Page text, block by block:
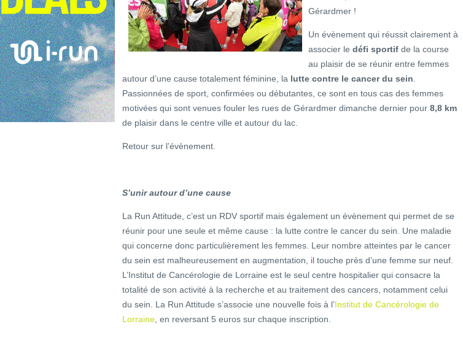
Gérardmer !
Un évènement qui réussit clairement à
associer le défi sportif de la course
au plaisir de se réunir entre femmes
autour d’une cause totalement féminine, la lutte contre le cancer du sein
Passionnées de sport, confirmées ou débutantes, ce sont en tous cas des femmes
motivées qui sont venues fouler les rues de Gérardmer dimanche dernier pour 8,8 km
de plaisir dans le centre ville et autour du lac.
Retour sur l’évènement.
S’unir autour d’une cause
La Run Attitude, c’est un RDV sportif mais également un évènement qui permet de se
réunir pour une seule et même cause : la lutte contre le cancer du sein. Une maladie
qui concerne donc particulièrement les femmes. Leur nombre atteintes par le cancer
du sein est malheureusement en augmentation, il touche près d’une femme sur neuf.
L’Institut de Cancérologie de Lorraine est le seul centre hospitalier qui consacre la
totalité de son activité à la recherche et au traitement des cancers, notamment celui
du sein. La Run Attitude s’associe une nouvelle fois à l’Institut de Cancérologie de
Lorraine , en reversant 5 euros sur chaque inscription.